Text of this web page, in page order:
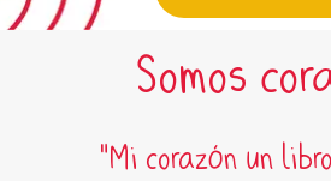
Somos
"Mi corazón un